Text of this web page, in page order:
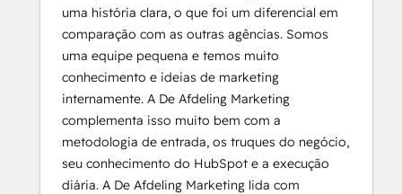
uma história clara, o que foi um diferencial em
comparação com as outras agências. Somos
uma equipe pequena e temos muito
conhecimento e ideias de marketing
internamente. A De Afdeling Marketing
complementa isso muito bem com a
metodologia de entrada, os truques do negócio,
seu conhecimento do HubSpot e a execução
diária. A De Afdeling Marketing lida com